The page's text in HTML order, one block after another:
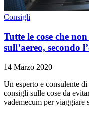
Consigli
Tutte le cose che
sull’aereo, secondo
14 Marzo 2020
Un esperto e consulente
consigli sulle cose da
vademecum per viaggiare